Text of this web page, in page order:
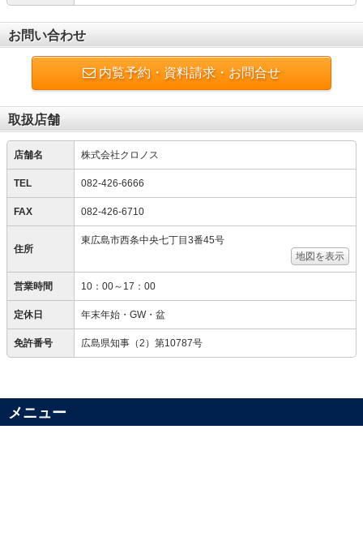
お問い合わせ
内覧予約・資料請求・お問合せ
取扱店舗
店舗名 株式会社クロノス
TEL 082-426-6666
FAX 082-426-6710
住所
東広島市西条中央七丁目3番45号
地図を表示
営業時間 10：00～17：00
定休日 年末年始・GW・盆
免許番号 広島県知事（2）第10787号
メニュー